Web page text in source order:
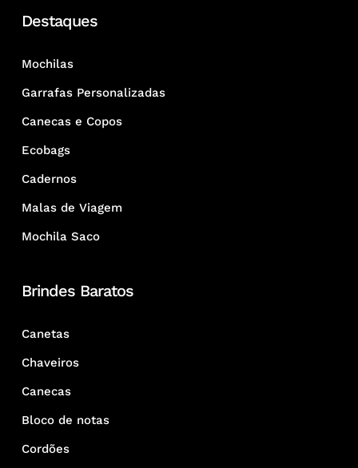
Destaques
Mochilas
Garrafas Personalizadas
Canecas e Copos
Ecobags
Cadernos
Malas de Viagem
Mochila Saco
Brindes Baratos
Canetas
Chaveiros
Canecas
Bloco de notas
Cordões